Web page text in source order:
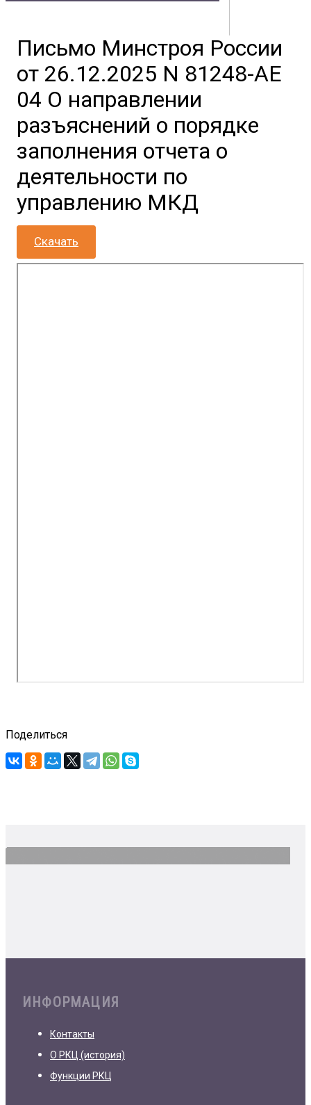
Контакты
Документы
Физическим лицам
Маркетплейс
Партнерам
Полезная информация
Письмо Минстроя России
от 26.12.2025 N 81248-АЕ
04 О направлении
разъяснений о порядке
заполнения отчета о
деятельности по
управлению МКД
Скачать
Поделиться
ИНФОРМАЦИЯ
Контакты
О РКЦ (история)
Функции РКЦ